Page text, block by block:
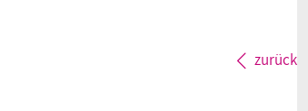
zurück